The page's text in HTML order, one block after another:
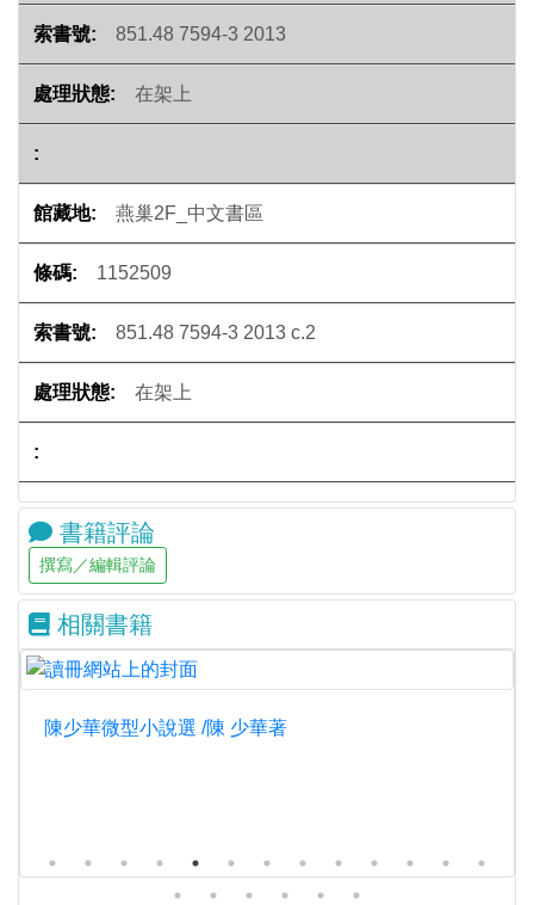
851.48 7594-3 2013
在架上
燕巢2F_中文書區
1152509
851.48 7594-3 2013 c.2
在架上
書籍評論
相關書籍
陳少華微型小說選 /陳 少華著